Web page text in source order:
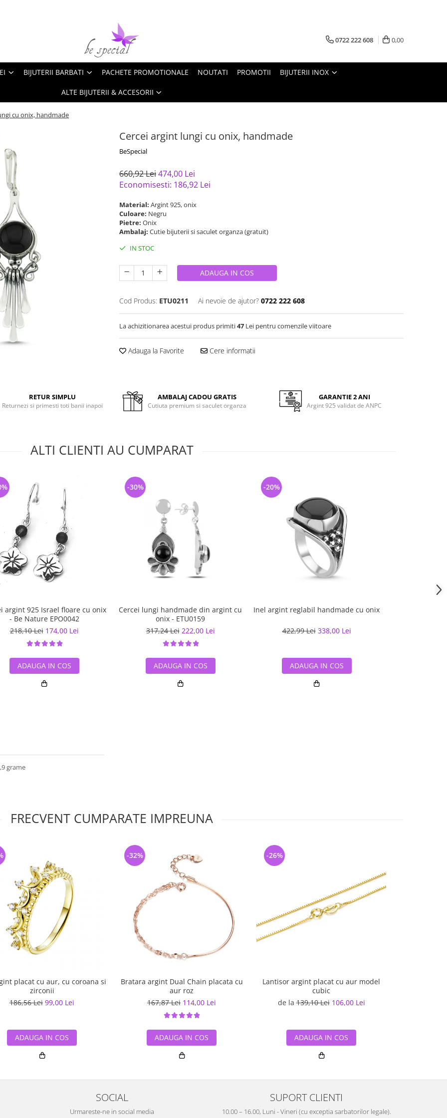
0722 222 608 0,00
BIJUTERII BARBATI PACHETE PROMOTIONALE NOUTATI PROMOTII BIJUTERII INOX
ALTE BIJUTERII & ACCESORII
cu onix, handmade
Cercei argint lungi cu onix, handmade
BeSpecial
660,92 Lei474,00 Lei
Economisesti: 186,92 Lei
Material: Argint 925, onix
Culoare: Negru
Pietre: Onix
Ambalaj: Cutie bijuterii si saculet organza (gratuit)
IN STOC
ADAUGA IN COS
Cod Produs: ETU0211 Ai nevoie de ajutor? 0722 222 608
La achizitionarea acestui produs primiti47 Lei pentru comenzile viitoare
Adauga la Favorite Cere informatii
RETUR SIMPLU
Returnezi si primesti toti banii inapoi
AMBALAJ CADOU GRATIS
Cutiuta premium si saculet organza
GARANTIE 2 ANI
Argint 925 validat de ANPC
ALTI CLIENTI AU CUMPARAT
argint 925 Israel floare cu onix
- Be Nature EPO0042
218,10 Lei 174,00 Lei
ADAUGA IN COS
Cercei lungi handmade din argint cu
onix - ETU0159
317,24 Lei 222,00 Lei
-30%
ADAUGA IN COS
Inel argint reglabil handmade cu onix
422,99 Lei 338,00 Lei
-20%
ADAUGA IN COS
grame
FRECVENT CUMPARATE IMPREUNA
placat cu aur, cu coroana si
zirconii
186,56 Lei 99,00 Lei
ADAUGA IN COS
Bratara argint Dual Chain placata cu
aur roz
167,87 Lei 114,00 Lei
-32%
ADAUGA IN COS
Lantisor argint placat cu aur model
cubic
de la139,10 Lei 106,00 Lei
-26%
ADAUGA IN COS
SOCIAL
Urmareste-ne in social media
SUPORT CLIENTI
10.00 – 16.00, Luni - Vineri (cu exceptia sarbatorilor legale).